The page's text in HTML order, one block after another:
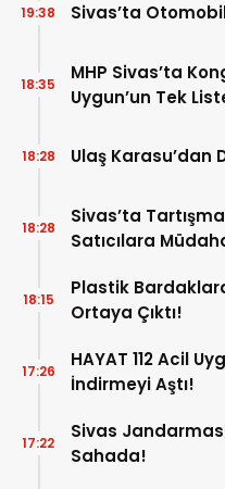
Sivas’ta
19:38
MHP Sivas’ta
Uygun’un Tek
18:35
Ulaş Karasu’dan
18:28
Sivas’ta
Satıcılara
18:28
Plastik
Ortaya Çıktı!
18:15
HAYAT 112 Acil
İndirmeyi Aştı!
17:26
Sivas
Sahada!
17:22